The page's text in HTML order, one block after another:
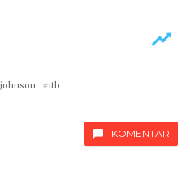
itb
KOMENTAR